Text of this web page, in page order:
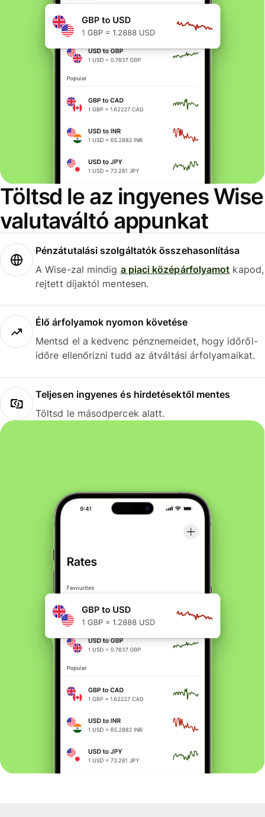
Töltsd le az ingyenes Wise
valutaváltó appunkat
Pénzátutalási szolgáltatók összehasonlítása
A Wise-zal mindig a piaci középárfolyamot kapod,
rejtett díjaktól mentesen.
Élő árfolyamok nyomon követése
Mentsd el a kedvenc pénznemeidet, hogy időről-
időre ellenőrizni tudd az átváltási árfolyamaikat.
Teljesen ingyenes és hirdetésektől mentes
Töltsd le másodpercek alatt.